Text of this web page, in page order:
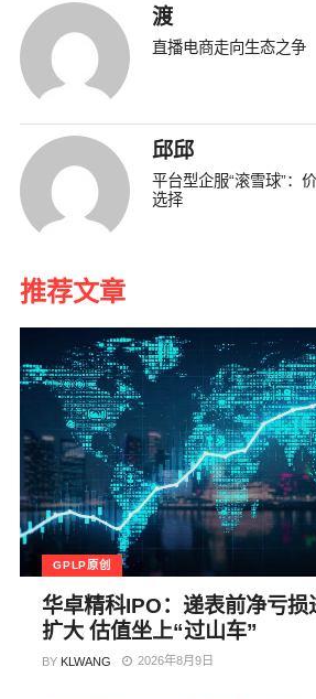
渡
直播电商走向生态之争
邱邱
平台型企服“滚雪球”：
选择
推荐文章
GPLP原创
华卓精科IPO：递表前净亏损
扩大 估值坐上“过山车”
BY KLWANG 2026年8月9日